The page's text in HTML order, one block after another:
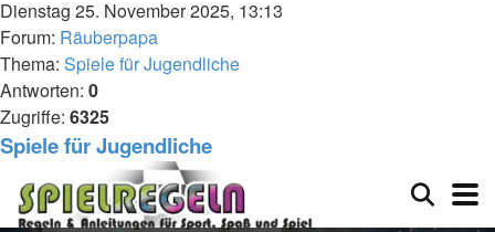
Dienstag 25. November 2025, 13:13
Forum: Räuberpapa
Thema: Spiele für Jugendliche
Antworten: 0
Zugriffe: 6325
Spiele für Jugendliche